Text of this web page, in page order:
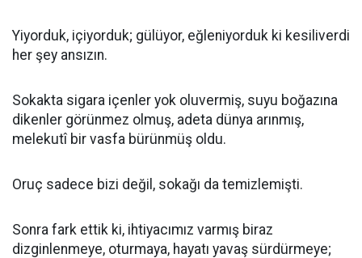
Yiyorduk, içiyorduk; gülüyor, eğleniyorduk ki kesiliverdi
her şey ansızın.
Sokakta sigara içenler yok oluvermiş, suyu boğazına
dikenler görünmez olmuş, adeta dünya arınmış,
melekutî bir vasfa bürünmüş oldu.
Oruç sadece bizi değil, sokağı da temizlemişti.
Sonra fark ettik ki, ihtiyacımız varmış biraz
dizginlenmeye, oturmaya, hayatı yavaş sürdürmeye;